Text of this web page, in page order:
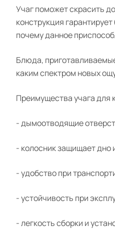
Учаг поможет скрасить
конструкция
почему данное
Блюда,
каким спектром новых
Преимущества учага для
- дымоотводящие
- колосник защищает дно
- удобство при
- устойчивость при
- легкость сборки и